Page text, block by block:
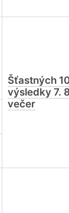
Šťastných
výsledky 7.
večer